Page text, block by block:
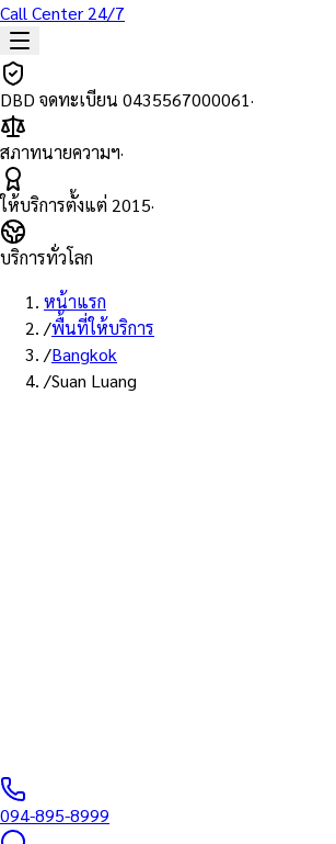
Call Center 24/7
DBD จดทะเบียน 0435567000061·
สภาทนายความฯ·
ให้บริการตั้งแต่ 2015·
บริการทั่วโลก
หน้าแรก
/พื้นที่ให้บริการ
/Bangkok
/Suan Luang
094-895-8999